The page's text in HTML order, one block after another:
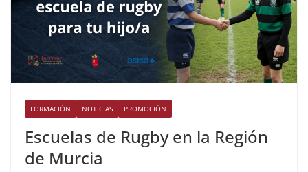
FORMACIÓN NOTICIAS PROMOCIÓN
Escuelas de Rugby en la Región
de Murcia